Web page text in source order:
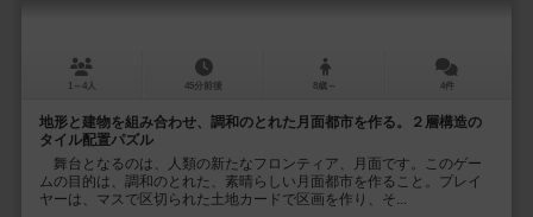
1～4人 45分前後 8歳～ 4件
地形と建物を組み合わせ、調和のとれた月面都市を作る。２層構造の
タイル配置パズル
舞台となるのは、人類の新たなフロンティア、月面です。このゲー
ムの目的は、調和のとれた、素晴らしい月面都市を作ること。プレイ
ヤーは、マスで区切られた土地カードで区画を作り、そ...